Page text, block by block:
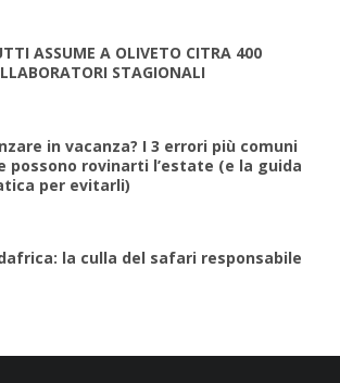
ASSUME A OLIVETO CITRA 400
STAGIONALI
in vacanza? I 3 errori più comuni
possono rovinarti l’estate (e la guida
per evitarli)
la culla del safari responsabile